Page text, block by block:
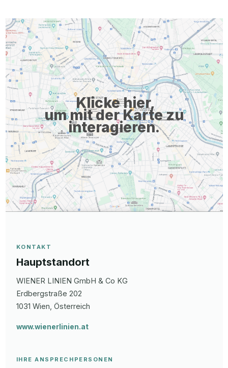
Klicke hier,
um mit der Karte zu
interagieren.
KONTAKT
Hauptstandort
WIENER LINIEN GmbH & Co KG
Erdbergstraße 202
1031 Wien , Österreich
www.wienerlinien.at
IHRE ANSPRECHPERSONEN